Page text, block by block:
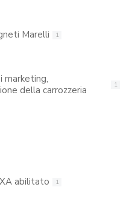
Marelli 1
marketing,
della carrozzeria
1
abilitato 1